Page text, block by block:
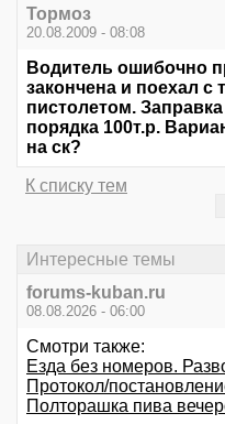
Тормоз
20.08.2009 - 08:08
Водитель ошибочно
закончена и поехал с
пистолетом.
порядка 100т.р.
на ск?
К списку тем
Интересные темы
forums-kuban.ru
08.08.2026 - 06:00
Смотри также:
Езда без номеров.
Протокол/
Полторашка пива